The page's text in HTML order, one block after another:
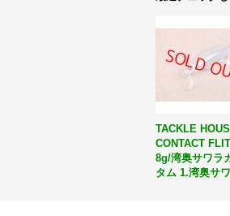
TACKLE
CONTACT
8g/湾奥サワラ
タム 1.湾奥サ